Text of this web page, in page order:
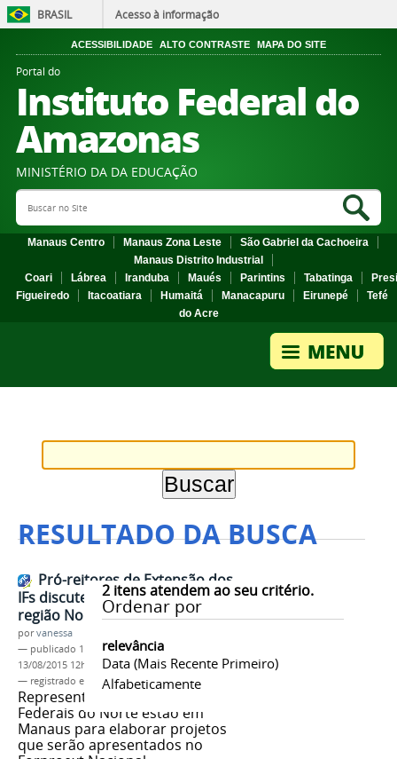
BRASIL Acesso à informação
ACESSIBILIDADE ALTO CONTRASTE MAPA DO SITE
Portal do
Instituto Federal do
Amazonas
MINISTÉRIO DA DA EDUCAÇÃO
Search Site
Manaus Centro Manaus Zona Leste
São Gabriel da Cachoeira
Manaus Distrito Industrial
Coari
Lábrea Iranduba Maués Parintins Tabatinga
Figueiredo
Itacoatiara Humaitá Manacapuru Eirunepé
Tefé
do Acre
RESULTADO DA BUSCA
2itens atendem ao seu critério.
Ordenar por
relevância
Data (mais Recente Primeiro)
Alfabeticamente
Pró-reitores de Extensão dos
IFs discutem propostas para
região Norte
porvanessa
— publicado 13/08/2015—última modificação
13/08/2015 12h02
— registrado em:
Forproext,Regional Norte
Representantes dos Institutos
Federais do Norte estão em
Manaus para elaborar projetos
que serão apresentados no